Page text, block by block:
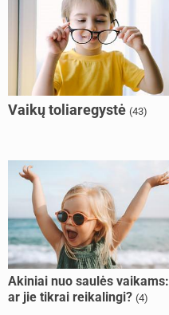
Vaikų toliaregystė (43)
Akiniai nuo saulės vaikams:
ar jie tikrai reikalingi? (4)